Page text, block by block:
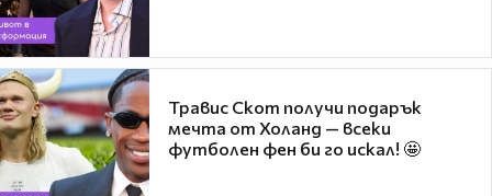
Травис Скот получи подарък
мечта от Холанд — всеки
футболен фен би го искал! 🤩